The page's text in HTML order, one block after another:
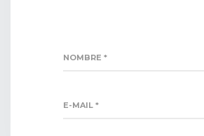
NOMBRE *
E-MAIL *